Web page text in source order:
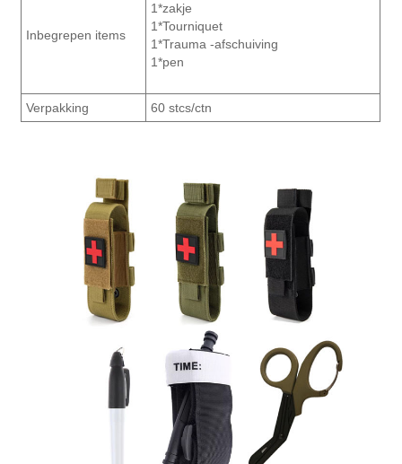
Inbegrepen items
1*zakje
1*Tourniquet
1*Trauma -afschuiving
1*pen
Verpakking 60 stcs/ctn